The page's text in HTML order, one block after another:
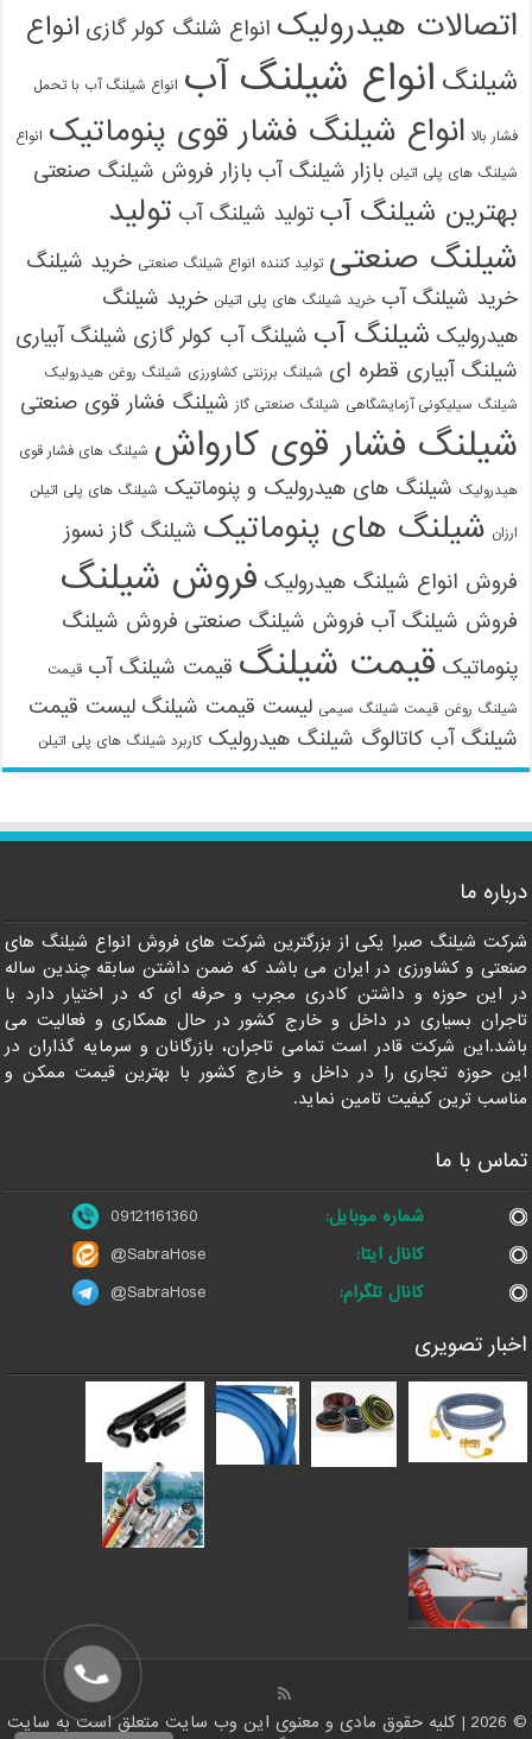
اتصالات هیدرولیک انواع شلنگ کولر گازی انواع
شیلنگ انواع شیلنگ آب انواع شیلنگ آب با تحمل
فشار بالا انواع شیلنگ فشار قوی پنوماتیک انواع
شیلنگ های پلی اتیلن بازار شیلنگ آب بازار فروش شیلنگ صنعتی
بهترین شیلنگ آب تولید شیلنگ آب تولید
شیلنگ صنعتی تولید کننده انواع شیلنگ صنعتی خرید شیلنگ
خرید شیلنگ آب خرید شیلنگ های پلی اتیلن خرید شیلنگ
هیدرولیک شیلنگ آب شیلنگ آب کولر گازی شیلنگ آبیاری
شیلنگ آبیاری قطره ای شیلنگ برزنتی کشاورزی شیلنگ روغن هیدرولیک
شیلنگ سیلیکونی آزمایشگاهی شیلنگ صنعتی گاز شیلنگ فشار قوی صنعتی
شیلنگ فشار قوی کارواش شیلنگ های فشار قوی
هیدرولیک شیلنگ های هیدرولیک و پنوماتیک شیلنگ های پلی اتیلن
ارزان شیلنگ های پنوماتیک شیلنگ گاز نسوز
فروش انواع شیلنگ هیدرولیک فروش شیلنگ
فروش شیلنگ آب فروش شیلنگ صنعتی فروش شیلنگ
پنوماتیک قیمت شیلنگ قیمت شیلنگ آب قیمت
شیلنگ روغن قیمت شیلنگ سیمی لیست قیمت شیلنگ لیست قیمت
شیلنگ آب کاتالوگ شیلنگ هیدرولیک کاربرد شیلنگ های پلی اتیلن
درباره ما
شرکت شیلنگ صبرا یکی از بزرگترین شرکت های فروش انواع شیلنگ های
صنعتی و کشاورزی در ایران می باشد که ضمن داشتن سابقه چندین ساله
در این حوزه و داشتن کادری مجرب و حرفه ای که در اختیار دارد با
تاجران بسیاری در داخل و خارج کشور در حال همکاری و فعالیت می
باشد.این شرکت قادر است تمامی تاجران، بازرگانان و سرمایه گذاران در
این حوزه تجاری را در داخل و خارج کشور با بهترین قیمت ممکن و
مناسب ترین کیفیت تامین نماید.
تماس با ما
شماره موبایل:
09121161360
کانال ایتا:
@SabraHose
کانال تلگرام:
@SabraHose
اخبار تصویری
© 2026 | کلیه حقوق مادی و معنوی این وب سایت متعلق است به سایت
09121161360